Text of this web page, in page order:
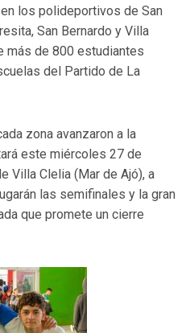
los polideportivos de San
San Bernardo y Villa
más de 800 estudiantes
del Partido de La
zona avanzaron a la
este miércoles 27 de
Villa Clelia (Mar de Ajó), a
las semifinales y la gran
que promete un cierre